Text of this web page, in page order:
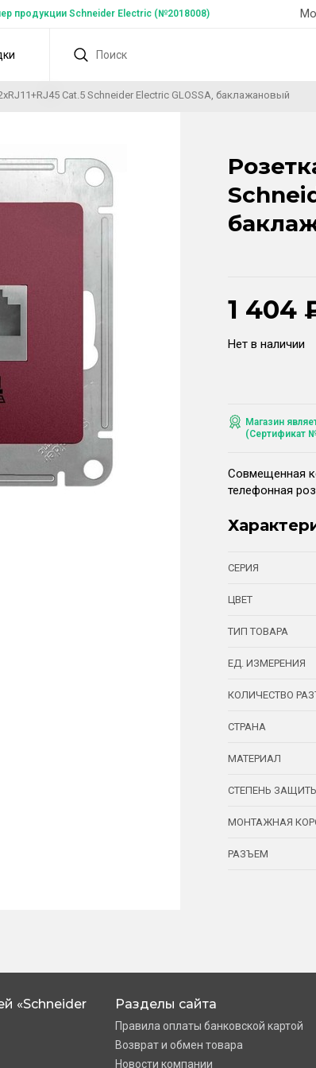
продукции Schneider Electric (№2018008)
Cat.5 Schneider Electric GLOSSA, баклажановый
1 404
Нет в наличии
Магазин
(Сертификат
Совмещенная
телефонная
СЕРИЯ
ЦВЕТ
ТИП ТОВАРА
ЕД. ИЗМЕРЕНИЯ
КОЛИЧЕСТВО
СТРАНА
МАТЕРИАЛ
СТЕПЕНЬ
МОНТАЖНАЯ
РАЗЪЕМ
«Schneider
Разделы сайта
Правила оплаты банковской картой
Возврат и обмен товара
Новости компании